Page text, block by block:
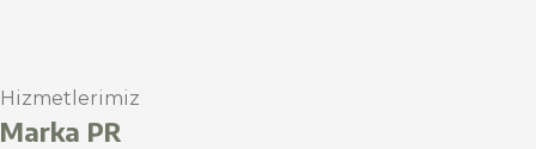
Hizmetlerimiz
Marka PR